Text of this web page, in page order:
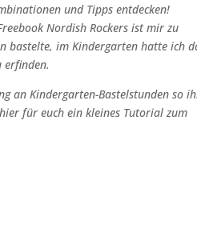
und Tipps entdecken!
Nordish Rockers ist mir zu
bastelte, im Kindergarten hatte ich
erfinden.
an Kindergarten-Bastelstunden so
für euch ein kleines Tutorial zum